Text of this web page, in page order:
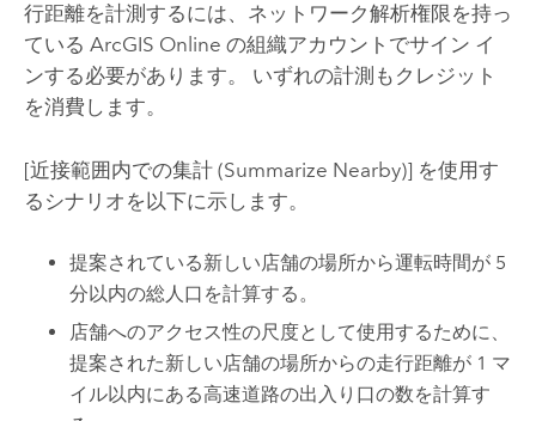
行距離を計測するには、ネットワーク解析権限を持っ
ている ArcGIS Online の組織アカウントでサイン イ
ンする必要があります。 いずれの計測もクレジット
を消費します。
[近接範囲内での集計 (Summarize Nearby)] を使用す
るシナリオを以下に示します。
提案されている新しい店舗の場所から運転時間が 5
分以内の総人口を計算する。
店舗へのアクセス性の尺度として使用するために、
提案された新しい店舗の場所からの走行距離が 1 マ
イル以内にある高速道路の出入り口の数を計算す